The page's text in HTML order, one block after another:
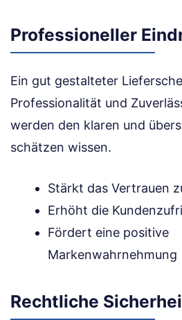
Professioneller
Ein gut gestalteter
Professionalität und
werden den klaren und
schätzen wissen.
Stärkt das Vertrauen
Erhöht die
Fördert eine positive
Markenwahrnehmung
Rechtliche